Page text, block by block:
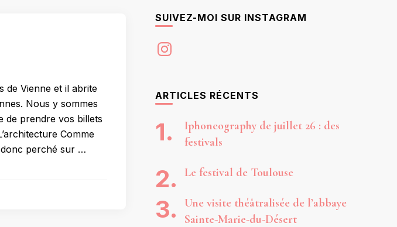
de Vienne et il abrite
Nous y sommes
de prendre vos billets
Comme
donc perché sur …
SUIVEZ-MOI SUR INSTAGRAM
Instagram
ARTICLES RÉCENTS
Iphoneography de juillet 26 : des
festivals
Le festival de Toulouse
Une visite théâtralisée de l’abbaye
Sainte-Marie-du-Désert